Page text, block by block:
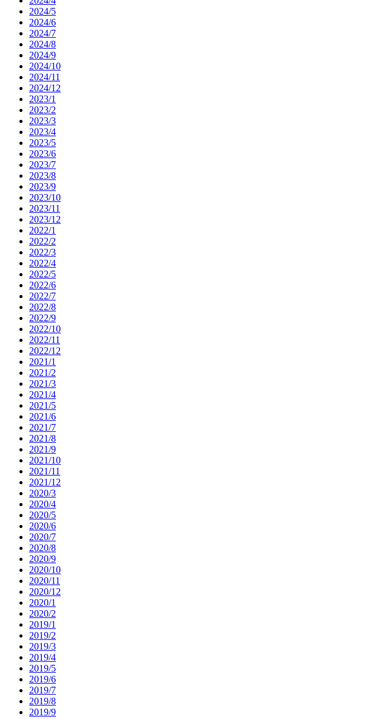
2024/5
2024/6
2024/7
2024/8
2024/9
2024/10
2024/11
2024/12
2023/1
2023/2
2023/3
2023/4
2023/5
2023/6
2023/7
2023/8
2023/9
2023/10
2023/11
2023/12
2022/1
2022/2
2022/3
2022/4
2022/5
2022/6
2022/7
2022/8
2022/9
2022/10
2022/11
2022/12
2021/1
2021/2
2021/3
2021/4
2021/5
2021/6
2021/7
2021/8
2021/9
2021/10
2021/11
2021/12
2020/3
2020/4
2020/5
2020/6
2020/7
2020/8
2020/9
2020/10
2020/11
2020/12
2020/1
2020/2
2019/1
2019/2
2019/3
2019/4
2019/5
2019/6
2019/7
2019/8
2019/9